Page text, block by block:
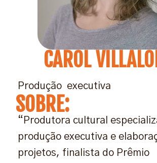
CAROL
Produção executiva
SOBRE:
“Produtora cultural
produção executiva e
projetos, finalista do Prêmio